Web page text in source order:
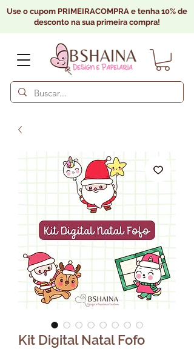
Use o cupom PRIMEIRACOMPRA e tenha 10% de
desconto na sua primeira compra!
Kit Digital Natal Fofo